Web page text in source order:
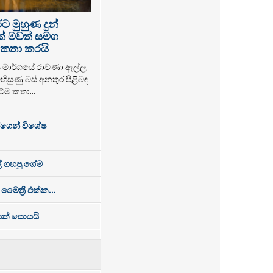
මුහුණ දුන්
මවත් සමග
කරයි
රාවණා ඇල්ල
බස් අනතුර පිළිබඳ
කතා...
විශේෂ
ගේම
මෛත්‍රී එක්ක...
සොයයි